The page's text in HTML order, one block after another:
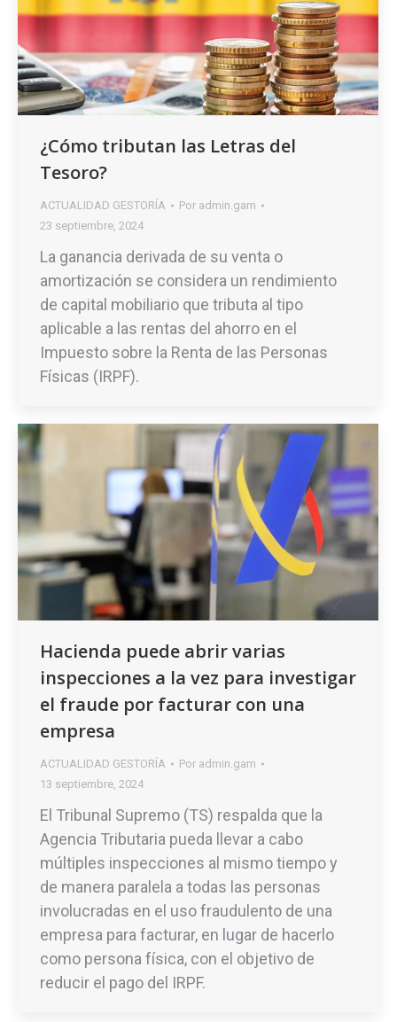
¿Cómo tributan las Letras del
Tesoro?
ACTUALIDAD GESTORÍA Por admin.gam
23 septiembre, 2024
La ganancia derivada de su venta o
amortización se considera un rendimiento
de capital mobiliario que tributa al tipo
aplicable a las rentas del ahorro en el
Impuesto sobre la Renta de las Personas
Físicas (IRPF).
Hacienda puede abrir varias
inspecciones a la vez para investigar
el fraude por facturar con una
empresa
ACTUALIDAD GESTORÍA Por admin.gam
13 septiembre, 2024
El Tribunal Supremo (TS) respalda que la
Agencia Tributaria pueda llevar a cabo
múltiples inspecciones al mismo tiempo y
de manera paralela a todas las personas
involucradas en el uso fraudulento de una
empresa para facturar, en lugar de hacerlo
como persona física, con el objetivo de
reducir el pago del IRPF.